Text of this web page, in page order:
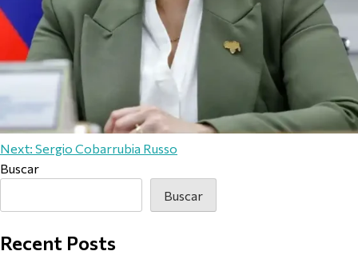
Navegación de entradas
Next: Sergio Cobarrubia Russo
Buscar
Buscar
Recent Posts